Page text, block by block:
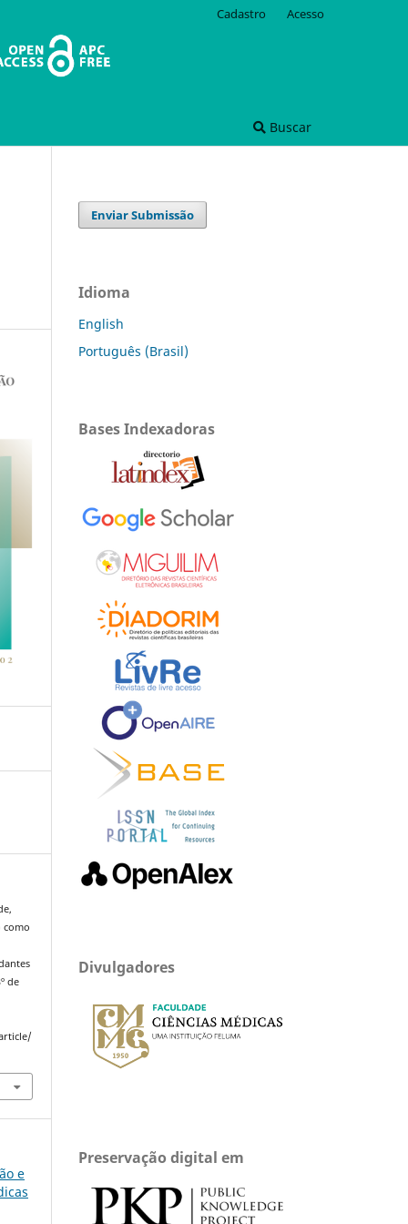
Buscar
Cadastro Acesso
como
de
e
Enviar Submissão
Idioma
English
Português (Brasil)
Bases Indexadoras
Divulgadores
Preservação digital em